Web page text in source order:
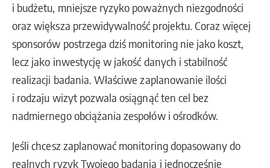
i budżetu, mniejsze ryzyko poważnych niezgodności
oraz większa przewidywalność projektu. Coraz więcej
sponsorów postrzega dziś monitoring nie jako koszt,
lecz jako inwestycję w jakość danych i stabilność
realizacji badania. Właściwe zaplanowanie ilości
i rodzaju wizyt pozwala osiągnąć ten cel bez
nadmiernego obciążania zespołów i ośrodków.
Jeśli chcesz zaplanować monitoring dopasowany do
realnych ryzyk Twojego badania i jednocześnie